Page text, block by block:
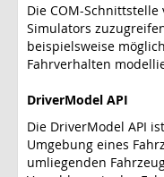
Die COM-
Simulators
beispielsweise
Fahrverhalten
DriverModel API
Die DriverModel API
Umgebung eines
umliegenden